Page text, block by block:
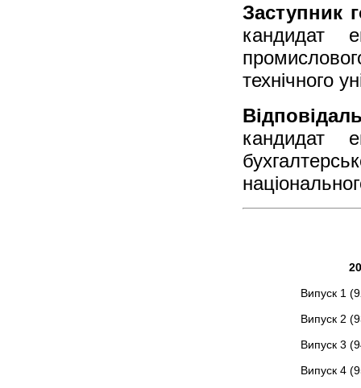
Заступник
кандидат
технічного
кандидат
Випуск 1
Випуск 2
Випуск 3
Випуск 4